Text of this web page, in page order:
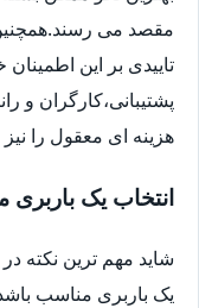
مقصد می رسند.همچنین
تاییدی بر این
پشتیبانی،کارگران
هزینه ای معقول را
انتخاب یک
شاید مهم ترین نکته
یک باربری مناسب